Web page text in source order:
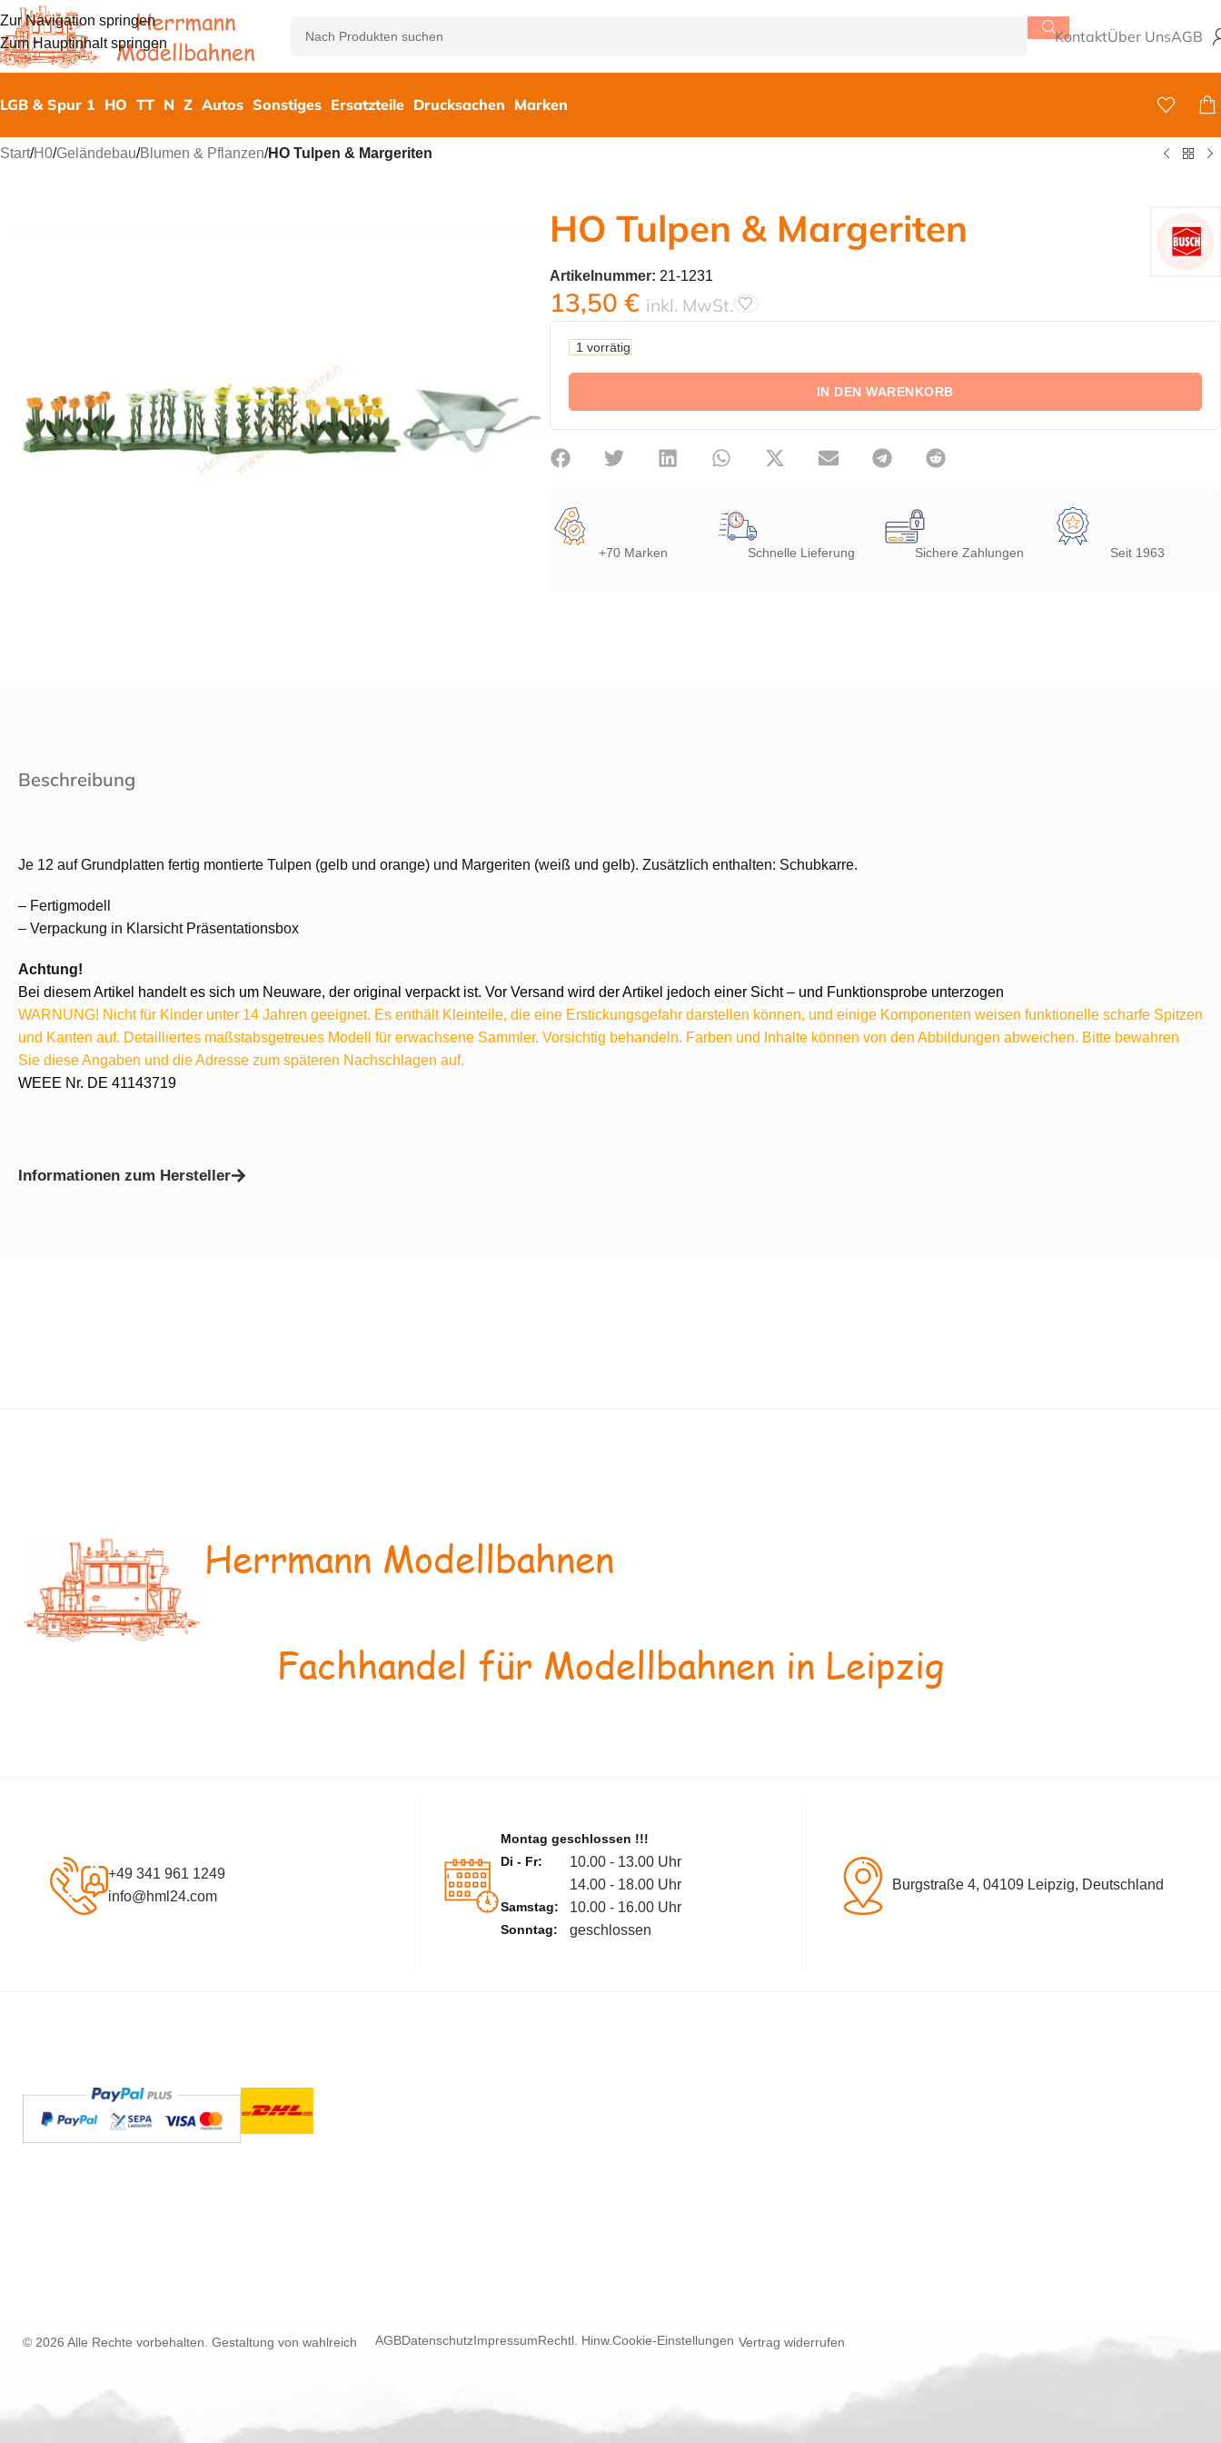
Zur Navigation springen
Zum Hauptinhalt springen
KontaktÜber UnsAGB
LGB & Spur 1 HO TT N Z Autos Sonstiges Ersatzteile Drucksachen Marken
Start/H0/Geländebau/Blumen & Pflanzen/HO Tulpen & Margeriten
HO Tulpen & Margeriten
Artikelnummer: 21-1231
13,50 € inkl. MwSt.
1 vorrätig
IN DEN WARENKORB
+70 Marken Schnelle Lieferung Sichere Zahlungen Seit 1963
Beschreibung
Je 12 auf Grundplatten fertig montierte Tulpen (gelb und orange) und Margeriten (weiß und gelb). Zusätzlich enthalten: Schubkarre.
– Fertigmodell
– Verpackung in Klarsicht Präsentationsbox
Achtung!
Bei diesem Artikel handelt es sich um Neuware, der original verpackt ist. Vor Versand wird der Artikel jedoch einer Sicht – und Funktionsprobe unterzogen
WARNUNG! Nicht für Kinder unter 14 Jahren geeignet. Es enthält Kleinteile, die eine Erstickungsgefahr darstellen können, und einige Komponenten weisen funktionelle scharfe Spitzen
und Kanten auf. Detailliertes maßstabsgetreues Modell für erwachsene Sammler. Vorsichtig behandeln. Farben und Inhalte können von den Abbildungen abweichen. Bitte bewahren
Sie diese Angaben und die Adresse zum späteren Nachschlagen auf.
WEEE Nr. DE 41143719
Informationen zum Hersteller
Herrmann Modellbahnen
Fachhandel für Modellbahnen in Leipzig
+49 341 961 1249
info@hml24.com
Montag geschlossen !!!
Di - Fr:
10.00 - 13.00 Uhr
14.00 - 18.00 Uhr
Samstag: 10.00 - 16.00 Uhr
Sonntag: geschlossen
Burgstraße 4, 04109 Leipzig, Deutschland
© 2026 Alle Rechte vorbehalten. Gestaltung von wahlreich AGBDatenschutzImpressumRechtl. Hinw.Cookie-Einstellungen Vertrag widerrufen